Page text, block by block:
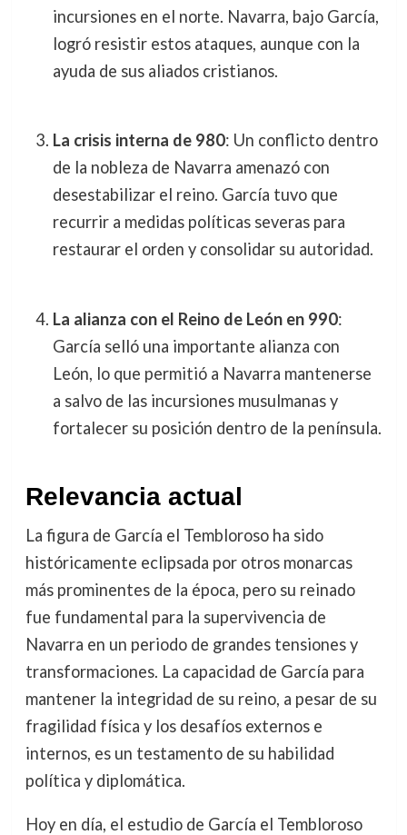
incursiones en el norte. Navarra, bajo García,
logró resistir estos ataques, aunque con la
ayuda de sus aliados cristianos.
La crisis interna de 980: Un conflicto dentro
de la nobleza de Navarra amenazó con
desestabilizar el reino. García tuvo que
recurrir a medidas políticas severas para
restaurar el orden y consolidar su autoridad.
La alianza con el Reino de León en 990:
García selló una importante alianza con
León, lo que permitió a Navarra mantenerse
a salvo de las incursiones musulmanas y
fortalecer su posición dentro de la península.
Relevancia actual
La figura de García el Tembloroso ha sido
históricamente eclipsada por otros monarcas
más prominentes de la época, pero su reinado
fue fundamental para la supervivencia de
Navarra en un periodo de grandes tensiones y
transformaciones. La capacidad de García para
mantener la integridad de su reino, a pesar de su
fragilidad física y los desafíos externos e
internos, es un testamento de su habilidad
política y diplomática.
Hoy en día, el estudio de García el Tembloroso